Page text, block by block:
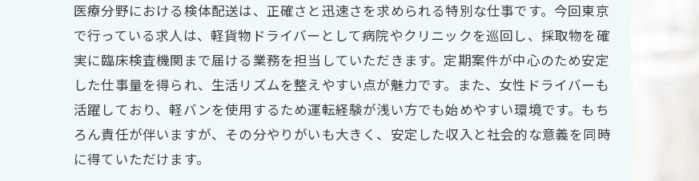
医療分野における検体配送は、正確さと迅速さを求められる特別な仕事です。今回東京
で行っている求人は、軽貨物ドライバーとして病院やクリニックを巡回し、採取物を確
実に臨床検査機関まで届ける業務を担当していただきます。定期案件が中心のため安定
した仕事量を得られ、生活リズムを整えやすい点が魅力です。また、女性ドライバーも
活躍しており、軽バンを使用するため運転経験が浅い方でも始めやすい環境です。もち
ろん責任が伴いますが、その分やりがいも大きく、安定した収入と社会的な意義を同時
に得ていただけます。